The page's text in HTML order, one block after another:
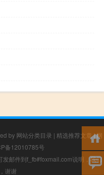
by 网站分类目录 | 精选推荐文章|网
备12010785号
邮件到f_fb#foxmail.com说明，我们
谢谢